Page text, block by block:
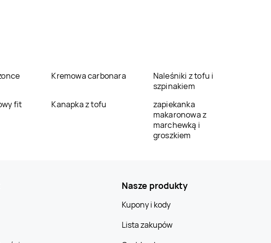
Kremowa carbonara
Naleśniki z tofu i
szpinakiem
fit Kanapka z tofu
zapiekanka
makaronowa z
marchewką i
groszkiem
Nasze produkty
Kupony i kody
Lista zakupów